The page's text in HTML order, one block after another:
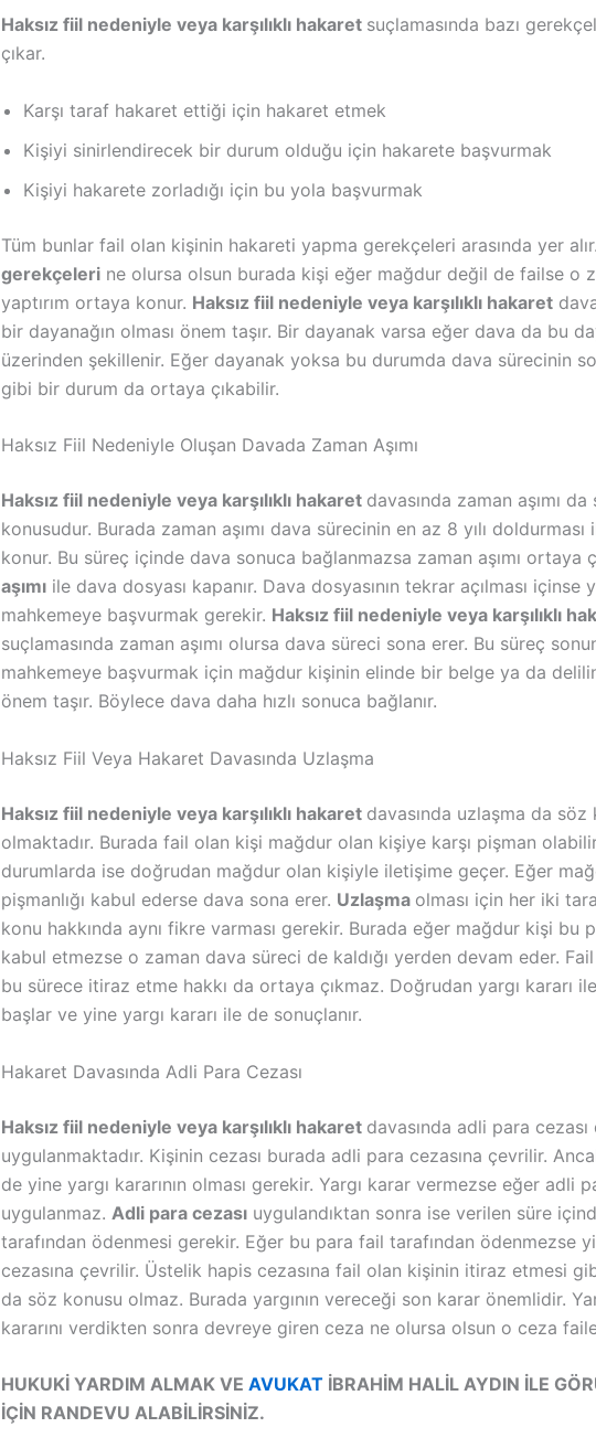
Haksız fiil nedeniyle veya karşılıklı hakaret suçlamasında bazı
çıkar.
Karşı taraf hakaret ettiği için hakaret etmek
Kişiyi sinirlendirecek bir durum olduğu için hakarete başvurmak
Kişiyi hakarete zorladığı için bu yola başvurmak
Tüm bunlar fail olan kişinin hakareti yapma gerekçeleri arasında yer alır.
gerekçeleri ne olursa olsun burada kişi eğer mağdur değil de failse o
yaptırım ortaya konur. Haksız fiil nedeniyle veya karşılıklı hakaret
bir dayanağın olması önem taşır. Bir dayanak varsa eğer dava da bu
üzerinden şekillenir. Eğer dayanak yoksa bu durumda dava sürecinin
gibi bir durum da ortaya çıkabilir.
Haksız Fiil Nedeniyle Oluşan Davada Zaman Aşımı
Haksız fiil nedeniyle veya karşılıklı hakaret davasında zaman aşımı da
konusudur. Burada zaman aşımı dava sürecinin en az 8 yılı
konur. Bu süreç içinde dava sonuca bağlanmazsa zaman aşımı ortaya
aşımı ile dava dosyası kapanır. Dava dosyasının tekrar açılması içinse
mahkemeye başvurmak gerekir. Haksız fiil nedeniyle veya karşılıklı
suçlamasında zaman aşımı olursa dava süreci sona erer. Bu süreç
mahkemeye başvurmak için mağdur kişinin elinde bir belge ya da
önem taşır. Böylece dava daha hızlı sonuca bağlanır.
Haksız Fiil Veya Hakaret Davasında Uzlaşma
Haksız fiil nedeniyle veya karşılıklı hakaret davasında uzlaşma da söz
olmaktadır. Burada fail olan kişi mağdur olan kişiye karşı pişman
durumlarda ise doğrudan mağdur olan kişiyle iletişime geçer. Eğer
pişmanlığı kabul ederse dava sona erer. Uzlaşma olması için her iki
konu hakkında aynı fikre varması gerekir. Burada eğer mağdur kişi bu
kabul etmezse o zaman dava süreci de kaldığı yerden devam eder.
bu sürece itiraz etme hakkı da ortaya çıkmaz. Doğrudan yargı kararı
başlar ve yine yargı kararı ile de sonuçlanır.
Hakaret Davasında Adli Para Cezası
Haksız fiil nedeniyle veya karşılıklı hakaret davasında adli para cezası
uygulanmaktadır. Kişinin cezası burada adli para cezasına çevrilir.
de yine yargı kararının olması gerekir. Yargı karar vermezse eğer adli
uygulanmaz. Adli para cezası uygulandıktan sonra ise verilen süre
tarafından ödenmesi gerekir. Eğer bu para fail tarafından ödenmezse
cezasına çevrilir. Üstelik hapis cezasına fail olan kişinin itiraz etmesi
da söz konusu olmaz. Burada yargının vereceği son karar önemlidir.
kararını verdikten sonra devreye giren ceza ne olursa olsun o ceza
HUKUKİ YARDIM ALMAK VE AVUKAT İBRAHİM HALİL AYDIN İLE
İÇİN RANDEVU ALABİLİRSİNİZ.